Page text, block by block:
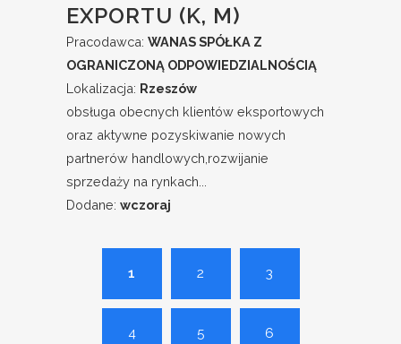
EXPORTU (K, M)
Pracodawca: WANAS SPÓŁKA Z
OGRANICZONĄ ODPOWIEDZIALNOŚCIĄ
Lokalizacja: Rzeszów
obsługa obecnych klientów eksportowych
oraz aktywne pozyskiwanie nowych
partnerów handlowych,rozwijanie
sprzedaży na rynkach...
Dodane: wczoraj
1 2 3
4 5 6